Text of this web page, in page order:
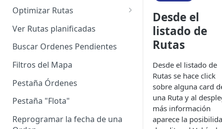
Definición de una Orden
Añadir de forma manual
Añadir con el archivo standard
Añadir con Plantilla propia
Añadir con la plantilla
Añadir desde Tiendas e-
Optimizar Rutas
¿Cómo Saber si mi ruta está
optimizada?
Variables para optimizar las
Rutas
Definir la Ventana Horaria de
Ver Rutas planificadas
Buscar Ordenes Pendientes
Filtros del Mapa
Pestaña Órdenes
Pestaña "Flota"
Reprogramar la fecha de una
Desde el
listado de
Rutas
Desde el listado de
Rutas se hace click
sobre alguna card
una Ruta y al
más información
aparece la